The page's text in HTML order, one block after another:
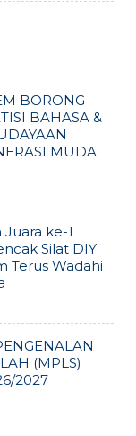
BORONG
BAHASA &
MUDA
ke-1
Silat DIY
Terus Wadahi
(MPLS)
2027